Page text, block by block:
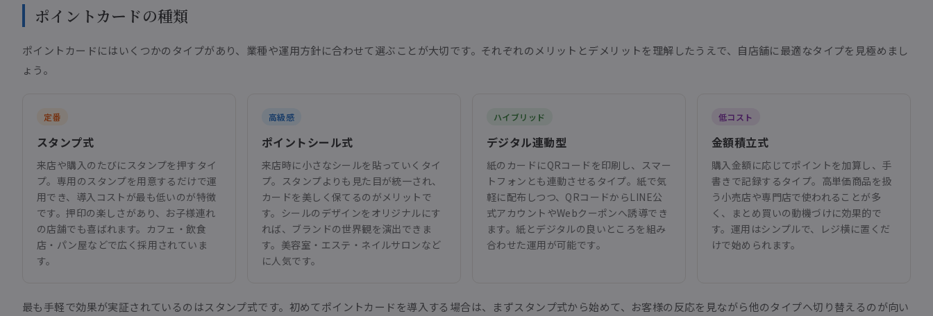
ポイントカードの種類
ポイントカードにはいくつかのタイプがあり、業種や運用方針に合わせて選ぶことが大切です。それぞれのメリットとデメリットを理解したうえで、自店舗に最適なタイプを見極めまし
ょう。
定番
スタンプ式
来店や購入のたびにスタンプを押すタイ
プ。専用のスタンプを用意するだけで運
用でき、導入コストが最も低いのが特徴
です。押印の楽しさがあり、お子様連れ
の店舗でも喜ばれます。カフェ・飲食
店・パン屋などで広く採用されていま
す。
高級感
ポイントシール式
来店時に小さなシールを貼っていくタイ
プ。スタンプよりも見た目が統一され、
カードを美しく保てるのがメリットで
す。シールのデザインをオリジナルにす
れば、ブランドの世界観を演出できま
す。美容室・エステ・ネイルサロンなど
に人気です。
ハイブリッド
デジタル連動型
紙のカードにQRコードを印刷し、スマー
トフォンとも連動させるタイプ。紙で気
軽に配布しつつ、QRコードからLINE公
式アカウントやWebクーポンへ誘導でき
ます。紙とデジタルの良いところを組み
合わせた運用が可能です。
低コスト
金額積立式
購入金額に応じてポイントを加算し、手
書きで記録するタイプ。高単価商品を扱
う小売店や専門店で使われることが多
く、まとめ買いの動機づけに効果的で
す。運用はシンプルで、レジ横に置くだ
けで始められます。
最も手軽で効果が実証されているのはスタンプ式です。初めてポイントカードを導入する場合は、まずスタンプ式から始めて、お客様の反応を見ながら他のタイプへ切り替えるのが向い